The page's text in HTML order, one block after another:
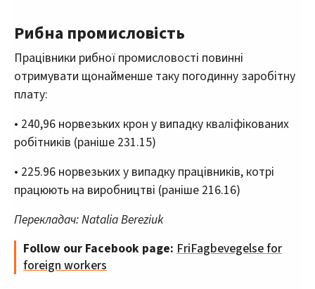
Рибна промисловість
Працівники рибної промисловості повинні
отримувати щонайменше таку погодинну заробітну
плату:
• 240,96 норвезьких крон у випадку кваліфікованих
робітників (раніше 231.15)
• 225.96 норвезьких у випадку працівників, котрі
працюють на виробництві (раніше 216.16)
Перекладач: Natalia Bereziuk
Follow our Facebook page: FriFagbevegelse for
foreign workers